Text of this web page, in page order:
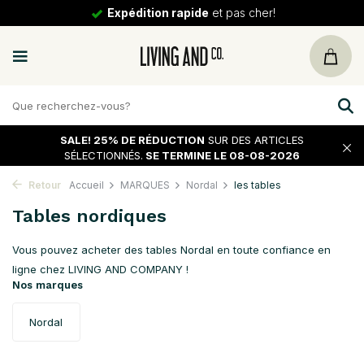
30 joursde tour
SALE! 25% DE RÉDUCTION SUR DES ARTICLES
SÉLECTIONNÉS. SE TERMINE LE 08-08-2026
Retour Accueil MARQUES Nordal les tables
Tables nordiques
Vous pouvez acheter des tables Nordal en toute confiance en
ligne chez LIVING AND COMPANY !
Nos marques
Nordal